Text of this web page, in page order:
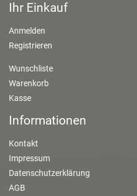
Ihr Einkauf
Anmelden
Registrieren
Wunschliste
Warenkorb
Kasse
Informationen
Kontakt
Impressum
Datenschutzerklärung
AGB